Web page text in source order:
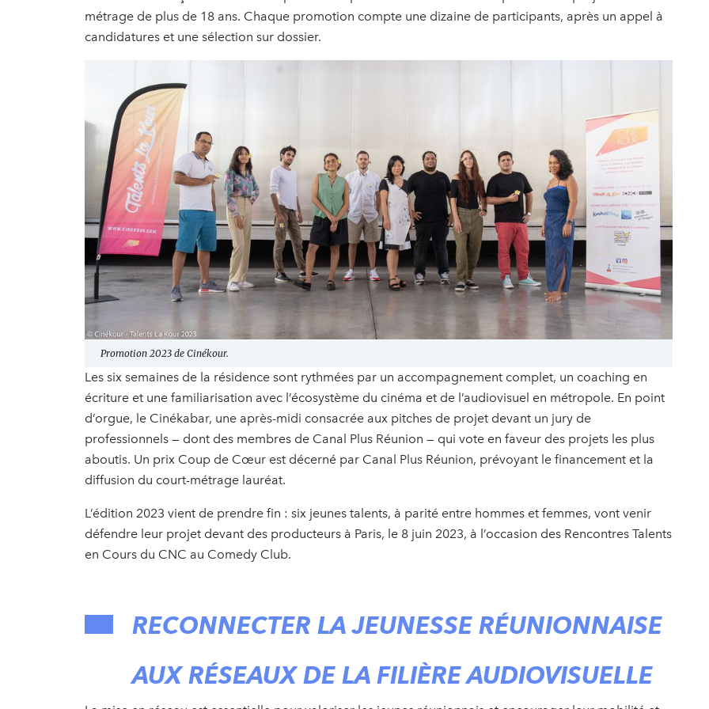
métrage de plus de 18 ans. Chaque promotion compte une dizaine de participants, après un appel à
candidatures et une sélection sur dossier.
Promotion 2023 de Cinékour.
Les six semaines de la résidence sont rythmées par un accompagnement complet, un coaching en
écriture et une familiarisation avec l’écosystème du cinéma et de l’audiovisuel en métropole. En point
d’orgue, le Cinékabar, une après-midi consacrée aux pitches de projet devant un jury de
professionnels — dont des membres de Canal Plus Réunion — qui vote en faveur des projets les plus
aboutis. Un prix Coup de Cœur est décerné par Canal Plus Réunion, prévoyant le financement et la
diffusion du court-métrage lauréat.
L’édition 2023 vient de prendre fin : six jeunes talents, à parité entre hommes et femmes, vont venir
défendre leur projet devant des producteurs à Paris, le 8 juin 2023, à l’occasion des Rencontres Talents
en Cours du CNC au Comedy Club.
RECONNECTER LA JEUNESSE RÉUNIONNAISE
AUX RÉSEAUX DE LA FILIÈRE AUDIOVISUELLE